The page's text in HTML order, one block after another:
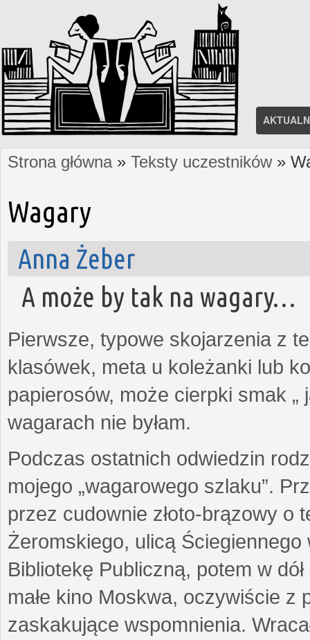
Jesteś tutaj
Strona główna» Teksty uczestników»
Wagary
Anna Żeber
A może by tak na wagary…
Pierwsze, typowe skojarzenia z
klasówek, meta u koleżanki lub
papierosów, może cierpki smak
wagarach nie byłam.
Podczas ostatnich odwiedzin
mojego „wagarowego szlaku”.
przez cudownie złoto-brązowy o
Żeromskiego, ulicą
Bibliotekę Publiczną, potem w
małe kino Moskwa, oczywiście z
zaskakujące wspomnienia.